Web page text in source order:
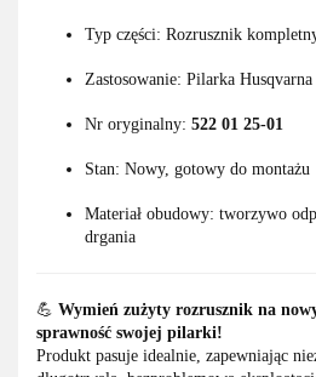
Typ części: Rozrusznik
Zastosowanie: Pilarka
Nr oryginalny: 522 01 25-01
Stan: Nowy, gotowy do montażu
Materiał obudowy: tworzywo
drgania
💪 Wymień zużyty rozrusznik na
sprawność swojej pilarki!
Produkt pasuje idealnie, zapewniając